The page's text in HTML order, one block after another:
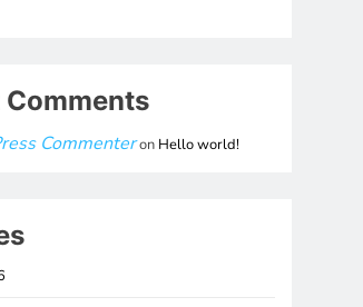
Comments
Commenteron Hello world!